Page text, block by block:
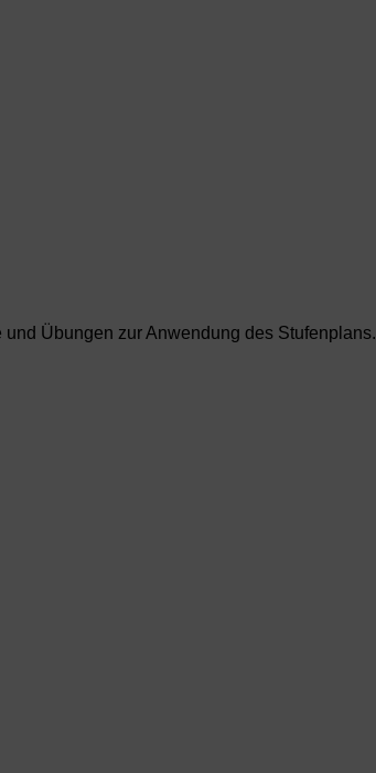
Übungen zur Anwendung des Stufenplans.